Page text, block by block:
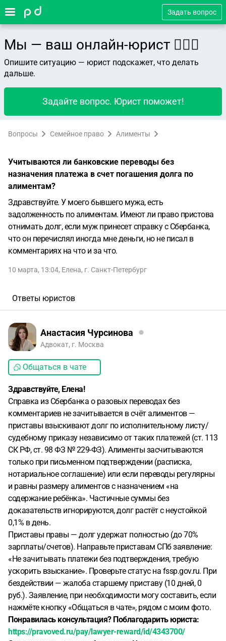
Задать вопрос
Мы — ваш онлайн-юрист 👨🏻‍⚖️
Опишите ситуацию — юрист подскажет, что делать
дальше.
Задайте вопрос. Юрист поможет!
Вопросы Семейное право Алименты
Учитываются ли банковские переводы без
назначения платежа в счет погашения долга по
алиментам?
Здравствуйте. У моего бывшего мужа, есть
задолженность по алиментам. Имеют ли право пристова
отнимать долг, если муж принесет справку с Сбербанка,
что он перечислял иногда мне деньги, но не писал в
комментариях на что и за что.
10 марта, 13:04, Елена, г. Санкт-Петербург
Ответы юристов
Анастасия Чурсинова
Адвокат, г. Москва
Общаться в чате
Здравствуйте, Елена!
Справка из Сбербанка о разовых переводах без
комментариев не зачитывается в счёт алиментов —
приставы взыскивают долг по исполнительному листу/
судебному приказу независимо от таких платежей (ст. 113
СК РФ, ст. 98 ФЗ № 229-ФЗ). Алименты засчитываются
только при письменном подтверждении (расписка,
нотариальное соглашение) или если переводы регулярны
и равны размеру алиментов с назначением «на
содержание ребёнка». Частичные суммы без
доказательств игнорируются, долг растёт с неустойкой
0,1% в день.
Приставы правы — долг удержат полностью (до 70%
зарплаты/счетов). Направьте приставам СПб заявление:
«Не зачитывать платежи без подтверждения, требую
ускорить взыскание». Проверьте статус на fssp.gov.ru. При
бездействии — жалоба старшему приставу (10 дней, 0
руб.). Заявление, при необходимости могу составить, если
нажмёте кнопку «Общаться в чате», рядом с моим фото.
Понравилась консультация? Поблагодарить юриста:
https://pravoved.ru/pay/lawyer-reward/id/4343700/